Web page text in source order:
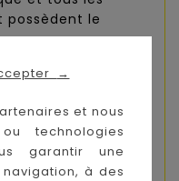
→
et nous
technologies
garantir une
à des
possèdent le
et la nature en